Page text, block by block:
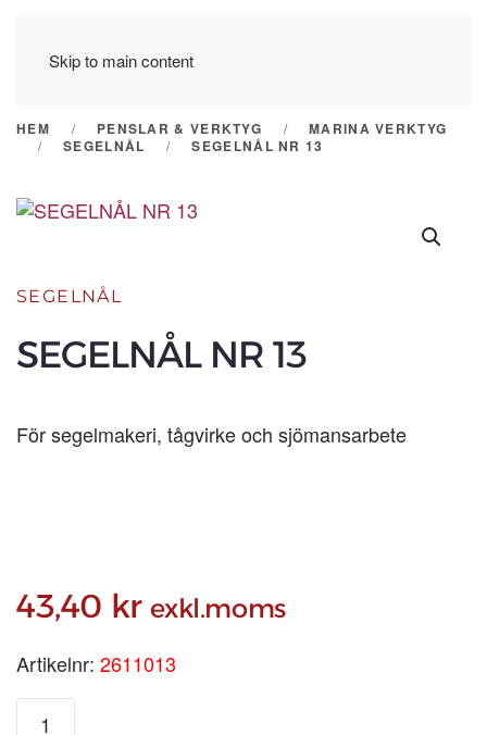
Skip to main content
HEM PENSLAR & VERKTYG
MARINA VERKTYG
SEGELNÅL
SEGELNÅL NR 13
SEGELNÅL
SEGELNÅL NR 13
För segelmakeri, tågvirke och sjömansarbete
43,40 kr exkl.moms
Artikelnr: 2611013
SEGELNÅL